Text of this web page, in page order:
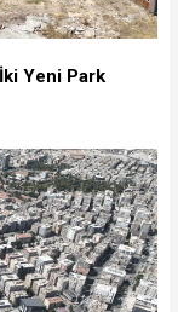
Yeni Park